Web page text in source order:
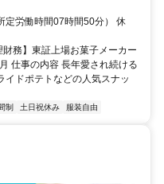
定労働時間07時間50分） 休
務】東証上場お菓子メーカー
仕事の内容 長年愛され続ける
イドポテトなどの人気スナッ
制 土日祝休み 服装自由